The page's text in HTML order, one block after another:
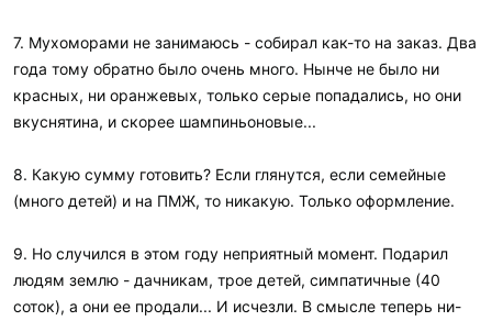
7. Мухоморами не занимаюсь - собирал как-то на заказ. Два
года тому обратно было очень много. Нынче не было ни
красных, ни оранжевых, только серые попадались, но они
вкуснятина, и скорее шампиньоновые...
8. Какую сумму готовить? Если глянутся, если семейные
(много детей) и на ПМЖ, то никакую. Только оформление.
9. Но случился в этом году неприятный момент. Подарил
людям землю - дачникам, трое детей, симпатичные (40
соток), а они ее продали... И исчезли. В смысле теперь ни-